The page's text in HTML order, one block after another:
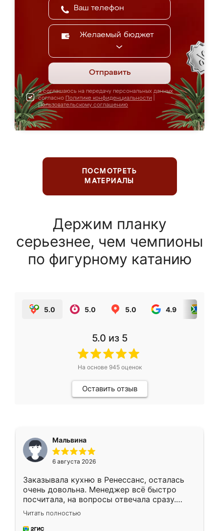
Желаемый бюджет
Отправить
Я соглашаюсь на передачу персональных данных
согласно Политике конфиденциальности
Пользовательскому соглашению
ПОСМОТРЕТЬ
МАТЕРИАЛЫ
Держим планку
серьезнее, чем чемпионы
по фигурному катанию
5.0 5.0 5.0 4.9
5.0 из 5
На основе 945оценок
Оставить отзыв
Мальвина
6 августа 2026
Заказывала кухню в Ренессанс, осталась
очень довольна. Менеджер всё быстро
посчитала, на вопросы отвечала сразу.
Замерщик приехал в субботу, подошёл к
делу со всей ответственностью. Собрали
за день, ребята работали аккуратно, даже
Читать полностью